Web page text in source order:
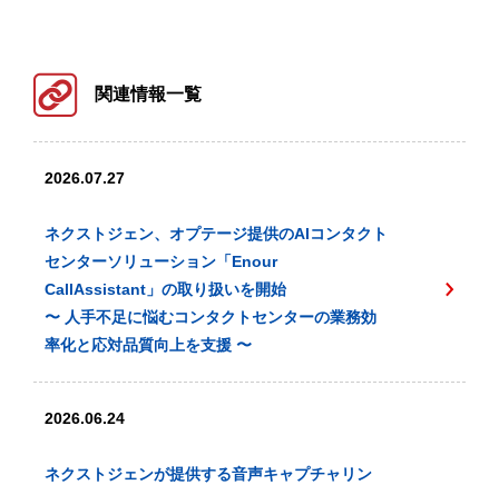
関連情報一覧
2026.07.27
ネクストジェン、オプテージ提供のAIコンタクト
センターソリューション「Enour
CallAssistant」の取り扱いを開始
〜 人手不足に悩むコンタクトセンターの業務効
率化と応対品質向上を支援 〜
2026.06.24
ネクストジェンが提供する音声キャプチャリン